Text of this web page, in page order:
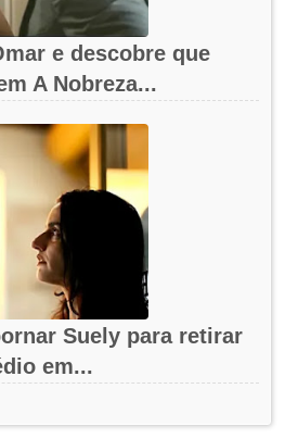
e descobre que
A Nobreza...
Suely para retirar
em...